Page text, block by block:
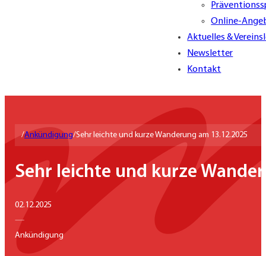
Online-
Aktuelles &
Newsletter
Kontakt
/Ankündigung/Sehr leichte und kurze Wanderung am 13.12.2025
Sehr leichte und kurze
02.12.2025
—
Ankündigung